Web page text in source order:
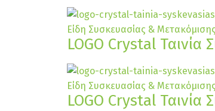
Είδη Συσκευασίας & Μετακόμισης
LOGO Crystal Ταινία
Είδη Συσκευασίας & Μετακόμισης
LOGO Crystal Ταινία